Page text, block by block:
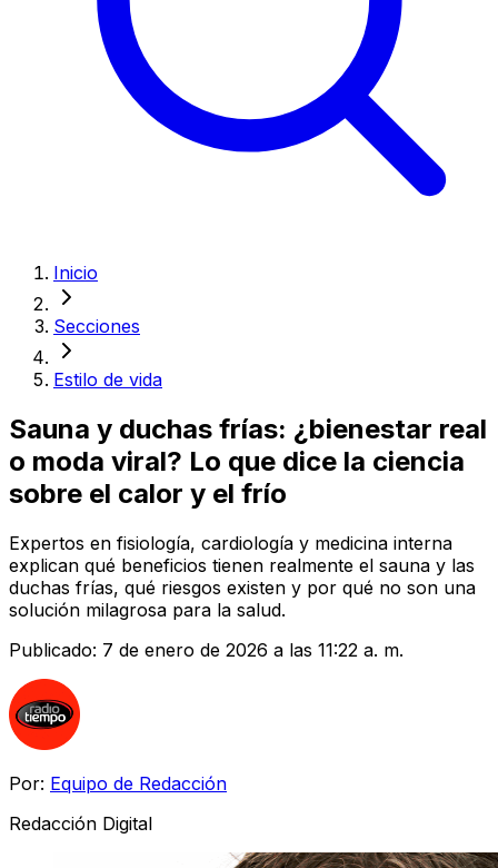
Inicio
Secciones
Estilo de vida
Sauna y duchas frías: ¿bienestar real
o moda viral? Lo que dice la ciencia
sobre el calor y el frío
Expertos en fisiología, cardiología y medicina interna
explican qué beneficios tienen realmente el sauna y las
duchas frías, qué riesgos existen y por qué no son una
solución milagrosa para la salud.
Publicado: 7 de enero de 2026 a las 11:22 a. m.
Por: Equipo de Redacción
Redacción Digital